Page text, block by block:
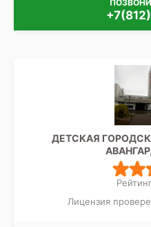
ДЕТСКАЯ
Лицензия